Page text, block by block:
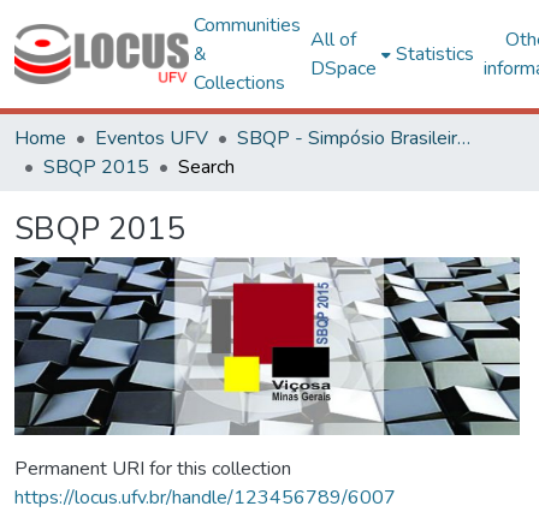
Communities
&
Collections
All of
DSpace
Statistics
Home Eventos UFV
SBQP - Simpósio Brasileiro de Qualidade do Projeto no Ambiente Construído
SBQP 2015
Search
SBQP 2015
Permanent URI for this collection
https://locus.ufv.br/handle/123456789/6007